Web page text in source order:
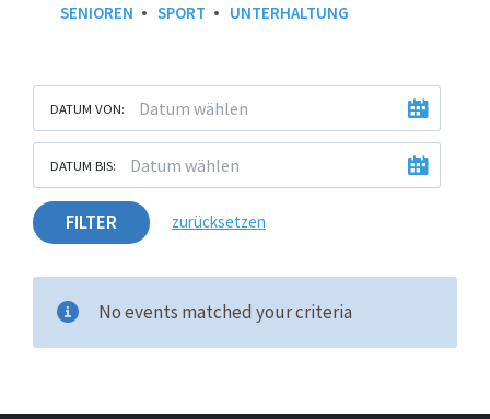
SENIOREN
SPORT UNTERHALTUNG
DATUM VON:
DATUM BIS:
FILTER zurücksetzen
No events matched your criteria